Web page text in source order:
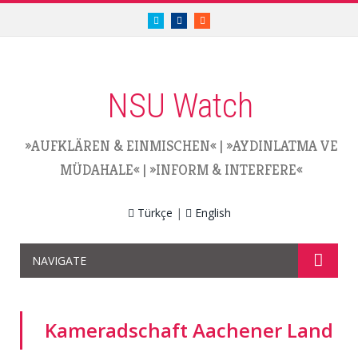
twitter.com/nsuwatch
facebook.com/nsuwatch
RSS
NSU Watch
»AUFKLÄREN & EINMISCHEN« | »AYDINLATMA VE
MÜDAHALE« | »INFORM & INTERFERE«
Türkçe | English
NAVIGATE
Kameradschaft Aachener Land